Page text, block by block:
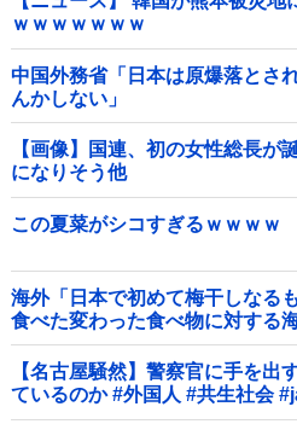
ｗｗｗｗｗｗｗ
中国外務省「日本は原爆落とさ
んかしない」
【画像】国連、初の女性総長
になりそう他
この夏菜がシコすぎるｗｗｗｗ
海外「日本で初めて梅干しなる
食べた変わった食べ物に対する
【名古屋騒然】警察官に手を
ているのか #外国人 #共生社会